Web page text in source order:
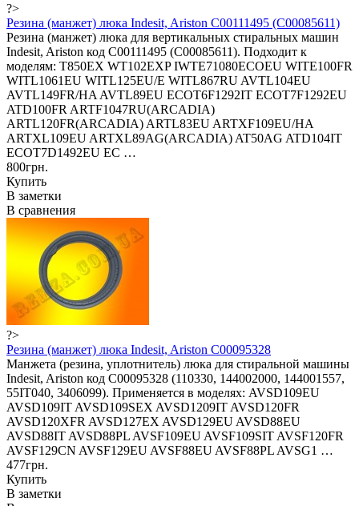
?>
Резина (манжет) люка Indesit, Ariston C00111495 (C00085611)
Резина (манжет) люка для вертикальных стиральных машин
Indesit, Ariston код C00111495 (C00085611). Подходит к
моделям: T850EX WT102EXP IWTE71080ECOEU WITE100FR
WITL1061EU WITL125EU/E WITL867RU AVTL104EU
AVTL149FR/HA AVTL89EU ECOT6F1292IT ECOT7F1292EU
ATD100FR ARTF1047RU(ARCADIA)
ARTL120FR(ARCADIA) ARTL83EU ARTXF109EU/HA
ARTXL109EU ARTXL89AG(ARCADIA) AT50AG ATD104IT
ECOT7D1492EU EC …
800грн.
Купить
В заметки
В сравнения
?>
Резина (манжет) люка Indesit, Ariston C00095328
Манжета (резина, уплотнитель) люка для стиральной машины
Indesit, Ariston код С00095328 (110330, 144002000, 144001557,
55IT040, 3406099). Применяется в моделях: AVSD109EU
AVSD109IT AVSD109SEX AVSD1209IT AVSD120FR
AVSD120XFR AVSD127EX AVSD129EU AVSD88EU
AVSD88IT AVSD88PL AVSF109EU AVSF109SIT AVSF120FR
AVSF129CN AVSF129EU AVSF88EU AVSF88PL AVSG1 …
477грн.
Купить
В заметки